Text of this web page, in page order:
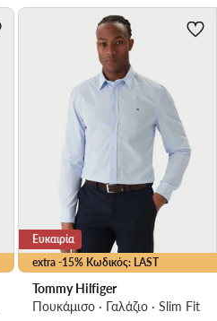
extra -15% Κωδικός: LAST
Ευκαιρία
Tommy Hilfiger
Πουκάμισο · Γαλάζιο · Slim Fit